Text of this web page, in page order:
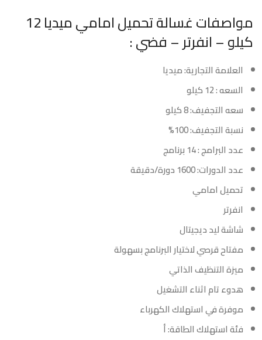
مواصفات غسالة تحميل امامي ميديا 12
كيلو – انفرتر – فضي :
العلامة التجارية: ميديا
السعه : 12 كيلو
سعه التجفيف: 8 كيلو
نسبة التجفيف: 100%
عدد البرامج : 14 برنامج
عدد الدورات: 1600 دورة/دقيقة
تحميل امامي
انفرتر
شاشة ليد ديجيتال
مفتاح قرصي لاختيار البرنامج بسهولة
ميزة التنظيف الذاتي
هدوء تام اثناء التشغيل
موفرة في استهلاك الكهرباء
فئة استهلاك الطاقة: أ